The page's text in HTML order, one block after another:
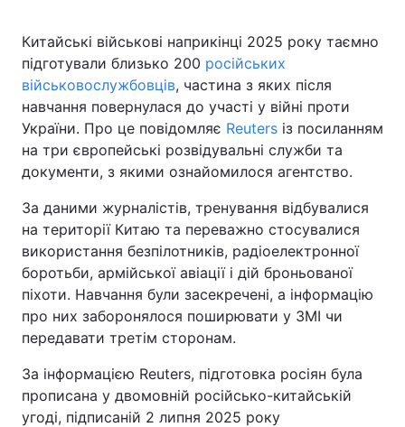
Економіка Світ
Спорт Наука
Техно і зв'язок Лайт
Здоров'я Туризм
Цікавинки Погода
Екологія Регіони
Лонгріди
Відео з Youtube Статті
Китайські військові наприкінці 2025 року таємно
підготували близько 200 російських
військовослужбовців, частина з яких після
навчання повернулася до участі у війні проти
України. Про це повідомляє Reuters із посиланням
на три європейські розвідувальні служби та
документи, з якими ознайомилося агентство.
За даними журналістів, тренування відбувалися
на території Китаю та переважно стосувалися
використання безпілотників, радіоелектронної
боротьби, армійської авіації і дій броньованої
піхоти. Навчання були засекречені, а інформацію
про них заборонялося поширювати у ЗМІ чи
передавати третім сторонам.
За інформацією Reuters, підготовка росіян була
прописана у двомовній російсько-китайській
угоді, підписаній 2 липня 2025 року